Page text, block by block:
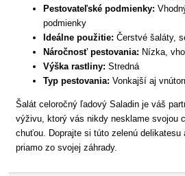
Pestovateľské podmienky:
podmienky
Ideálne použitie: Čerstvé šaláty,
Náročnosť pestovania: Nízka,
Výška rastliny: Stredná
Typ pestovania: Vonkajší aj
Šalát celoročný ľadový Saladin je váš
výživu, ktorý vás nikdy nesklame svojou
chuťou. Doprajte si túto zelenú
priamo zo svojej záhrady.